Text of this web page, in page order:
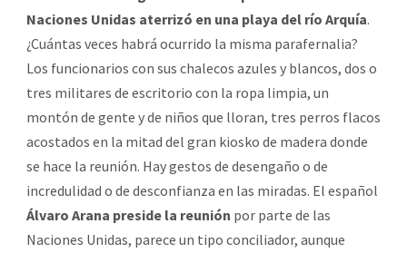
Naciones Unidas aterrizó en una playa del río Arquía.
¿Cuántas veces habrá ocurrido la misma parafernalia?
Los funcionarios con sus chalecos azules y blancos, dos o
tres militares de escritorio con la ropa limpia, un
montón de gente y de niños que lloran, tres perros flacos
acostados en la mitad del gran kiosko de madera donde
se hace la reunión. Hay gestos de desengaño o de
incredulidad o de desconfianza en las miradas. El español
Álvaro Arana preside la reunión por parte de las
Naciones Unidas, parece un tipo conciliador, aunque